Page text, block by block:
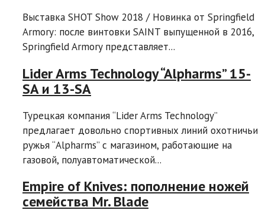
Выставка SHOT Show 2018 / Новинка от Springfield
Armory: после винтовки SAINT выпущенной в 2016,
Springfield Armory представляет...
Lider Arms Technology “Alpharms” 15-
SA и 13-SA
Турецкая компания “Lider Arms Technology”
предлагает довольно спортивных линий охотничьи
ружья “Alpharms” с магазином, работающие на
газовой, полуавтоматической...
Empire of Knives: пополнение ножей
семейства Mr. Blade